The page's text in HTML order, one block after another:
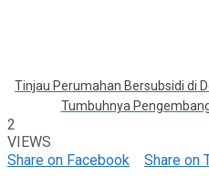
Tinjau Perumahan Bersubsidi di
Tumbuhnya
2
VIEWS
Share on Facebook
Share on